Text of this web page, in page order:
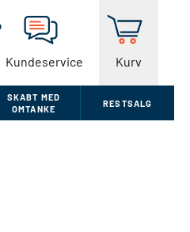
Kundeservice Kurv
SKABT MED
OMTANKE
RESTSALG